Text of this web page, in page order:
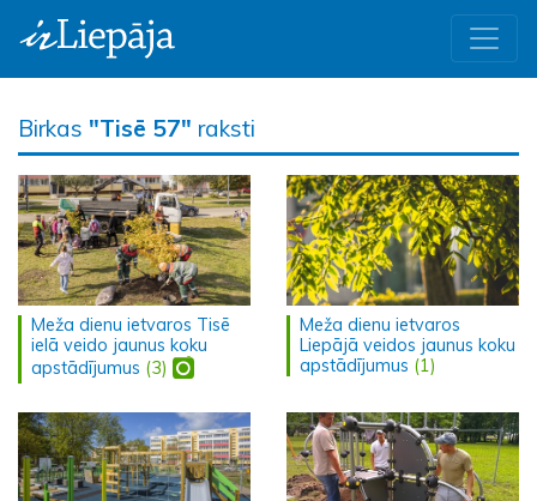
Birkas "Tisē 57" raksti
Meža dienu ietvaros Tisē
ielā veido jaunus koku
apstādījumus (3)
Meža dienu ietvaros
Liepājā veidos jaunus koku
apstādījumus (1)